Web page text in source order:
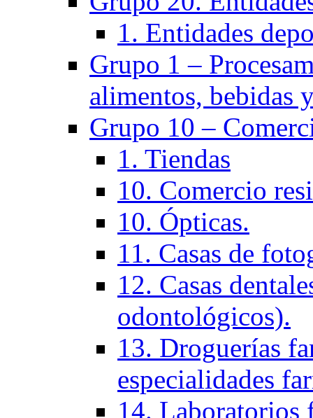
1. Entidades
Grupo 1 –
alimentos, bebidas
Grupo 10 –
1. Tiendas
10. Comercio
10. Ópticas.
11. Casas de
12. Casas
odontológicos).
13. Droguerías
especialidades
14. Laboratorios